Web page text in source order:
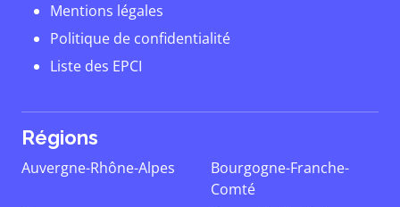
Mentions légales
Politique de confidentialité
Liste des EPCI
Régions
Auvergne-Rhône-Alpes
Bourgogne-Franche-
Comté